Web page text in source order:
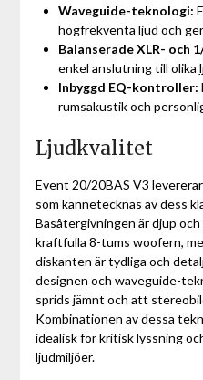
Waveguide-teknologi:
högfrekventa ljud och
Balanserade XLR- och
enkel anslutning till olika
Inbyggd EQ-kontroller:
rumsakustik och
Ljudkvalitet
Event 20/20BAS V3
som kännetecknas av dess
Basåtergivningen är djup
kraftfulla 8-tums woofern,
diskanten är tydliga och
designen och waveguide-
sprids jämnt och att
Kombinationen av dessa
idealisk för kritisk lyssning
ljudmiljöer.